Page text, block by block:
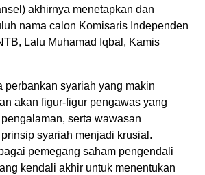
akhirnya menetapkan dan
nama calon Komisaris Independen
Lalu Muhamad Iqbal, Kamis
perbankan syariah yang makin
akan figur-figur pengawas yang
serta wawasan
syariah menjadi krusial.
pemegang saham pengendali
kendali akhir untuk menentukan